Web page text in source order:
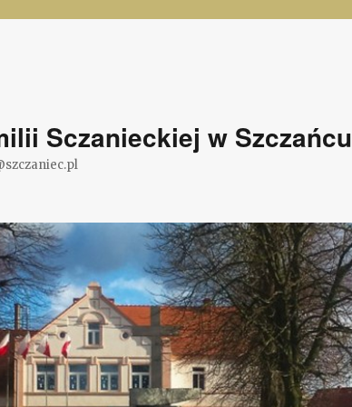
Sczanieckiej w Szczańcu